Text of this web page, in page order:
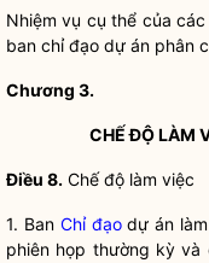
Nhiệm vụ cụ thể của
ban chỉ đạo dự án phân
Chương 3.
CHẾ ĐỘ LÀM
Điều 8. Chế độ làm việc
1. Ban Chỉ đạodự án
phiên họp thường kỳ